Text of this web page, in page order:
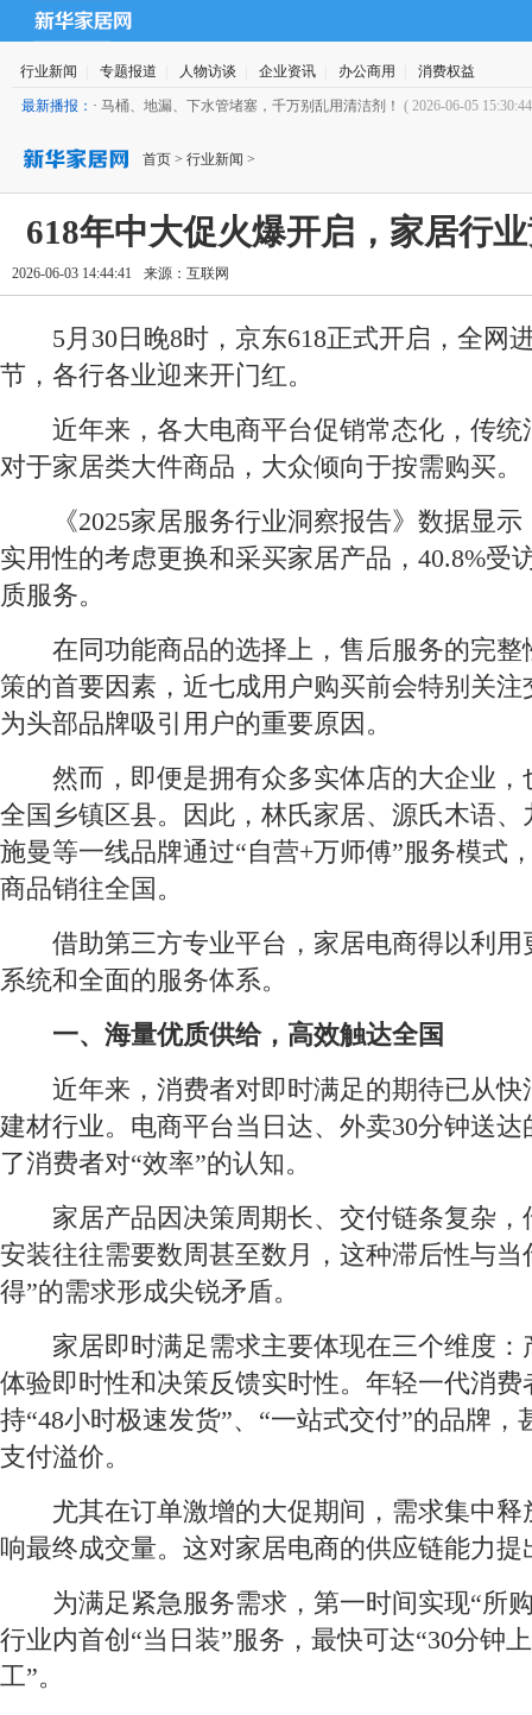
行业新闻 专题报道 人物访谈 企业资讯 办公商用 消费权益
最新播报： · 马桶、地漏、下水管堵塞，千万别乱用清洁剂！ ( 2026-06-05
首页 > 行业新闻 >
618年中大促火爆开启，家居行
2026-06-03 14:44:41 来源： 互联网
5月30日晚8时，京东618正式开启，全网
节，各行各业迎来开门红。
近年来，各大电商平台促销常态化，传统
对于家居类大件商品，大众倾向于按需购买。
《2025家居服务行业洞察报告》数据显示
实用性的考虑更换和采买家居产品，40.8%受
质服务。
在同功能商品的选择上，售后服务的完整
策的首要因素，近七成用户购买前会特别关
为头部品牌吸引用户的重要原因。
然而，即便是拥有众多实体店的大企业，
全国乡镇区县。因此，林氏家居、源氏木语
施曼等一线品牌通过“自营+万师傅”服务模式
商品销往全国。
借助第三方专业平台，家居电商得以利用
系统和全面的服务体系。
一、海量优质供给，高效触达全国
近年来，消费者对即时满足的期待已从快
建材行业。电商平台当日达、外卖30分钟送
了消费者对“效率”的认知。
家居产品因决策周期长、交付链条复杂，
安装往往需要数周甚至数月，这种滞后性与当
得”的需求形成尖锐矛盾。
家居即时满足需求主要体现在三个维度：
体验即时性和决策反馈实时性。年轻一代消费
持“48小时极速发货”、“一站式交付”的品牌
支付溢价。
尤其在订单激增的大促期间，需求集中释
响最终成交量。这对家居电商的供应链能力提
为满足紧急服务需求，第一时间实现“所
行业内首创“当日装”服务，最快可达“30分钟
工”。